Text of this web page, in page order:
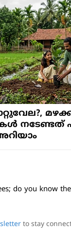
നടേണ്ടത്
do you know
to stay